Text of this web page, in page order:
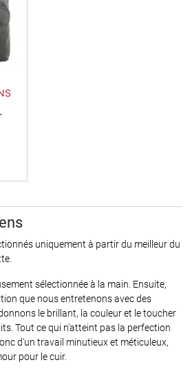
uniquement à partir du meilleur du
sélectionnée à la main. Ensuite,
que nous entretenons avec des
le brillant, la couleur et le toucher
Tout ce qui n'atteint pas la perfection
d'un travail minutieux et méticuleux,
pour le cuir.